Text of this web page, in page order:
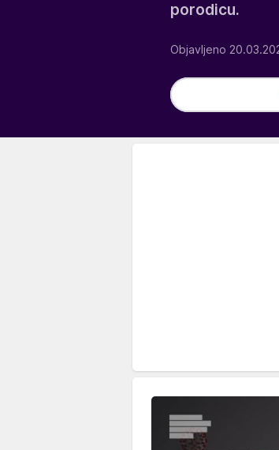
porodicu.
Objavljeno